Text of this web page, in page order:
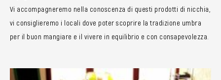
Vi accompagneremo nella conoscenza di questi prodotti di nicchia,
vi consiglieremo i locali dove poter scoprire la tradizione umbra
per il buon mangiare e il vivere in equilibrio e con consapevolezza.